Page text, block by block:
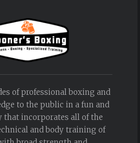
of professional boxing and
to the public in a fun and
that incorporates all of the
and body training of